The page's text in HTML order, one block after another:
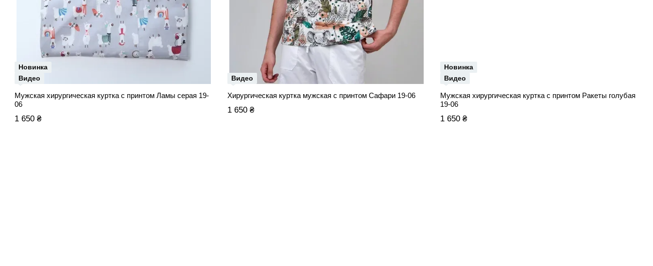
Новинка
Видео
Мужская хирургическая куртка с принтом Ламы серая 19-
06
1 650 ₴
Видео
Хирургическая куртка мужская с принтом Сафари 19-06
1 650 ₴
Новинка
Видео
Мужская хирургическая куртка с принтом Ракеты голубая
19-06
1 650 ₴